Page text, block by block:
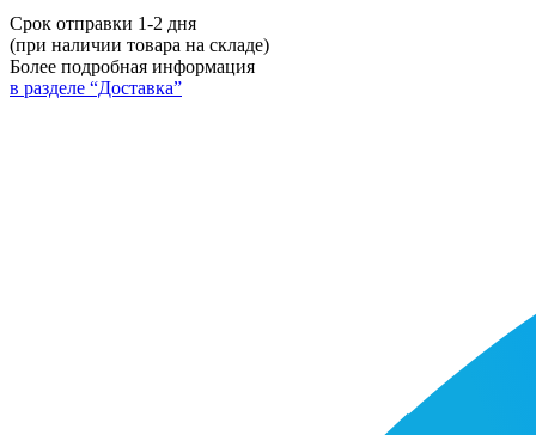
Срок отправки 1-2 дня
(при наличии товара на складе)
Более подробная информация
в разделе “Доставка”